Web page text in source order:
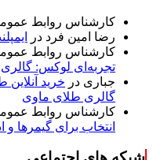
کارشناس روابط
رضا امین فرد در
کارشناس روابط
تجربه‌ای لوکس:
جباری در خرید
گالری طلای ماوی
کارشناس روابط
انتخاب برای گیمرها و